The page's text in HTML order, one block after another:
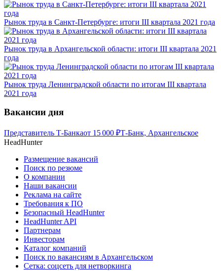
Рынок труда в Санкт-Петербурге: итоги III квартала 2021 года
Рынок труда в Архангельской области: итоги III квартала 2021
года
Рынок труда Ленинградской области по итогам III квартала
2021 года
Вакансии дня
Представитель Т-Банкаот 15 000 ₽Т-Банк, Архангельское
HeadHunter
Размещение вакансий
Поиск по резюме
О компании
Наши вакансии
Реклама на сайте
Требования к ПО
Безопасный HeadHunter
HeadHunter API
Партнерам
Инвесторам
Каталог компаний
Поиск по вакансиям в Архангельском
Сетка: соцсеть для нетворкинга